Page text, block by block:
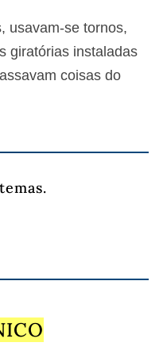
usavam-se tornos,
giratórias instaladas
coisas do